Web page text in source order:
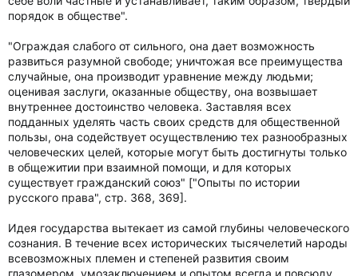
порядок в обществе".
"Ограждая слабого от сильного, она дает возможность
развиться разумной свободе; уничтожая все преимущества
случайные, она производит уравнение между людьми;
оценивая заслуги, оказанные обществу, она возвышает
внутреннее достоинство человека. Заставляя всех
подданных уделять часть своих средств для общественной
пользы, она содействует осуществлению тех разнообразных
человеческих целей, которые могут быть достигнуты только
в общежитии при взаимной помощи, и для которых
существует гражданский союз" ["Опыты по истории
русского права", стр. 368, 369].
Идея государства вытекает из самой глубины человеческого
сознания. В течение всех исторических тысячелетий народы
всевозможных племен и степеней развития своим
глазомером, умозаключением и опытом всегда и повсюду